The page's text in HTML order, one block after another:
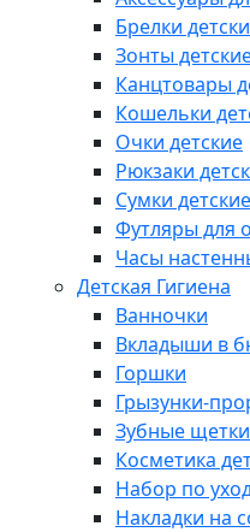
Брелки
Зонты
Канцтовары
Кошельки
Очки детские
Рюкзаки
Сумки детские
Футляры для
Часы
Детская Гигиена
Ванночки
Вкладыши в
Горшки
Грызунки-
Зубные
Косметика
Набор по
Накладки на